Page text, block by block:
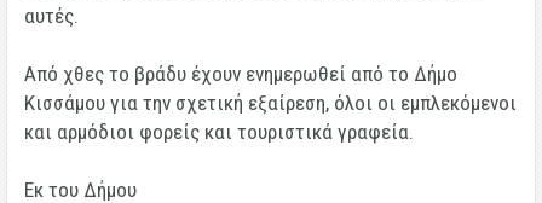
αυτές.
Από χθες το βράδυ έχουν ενημερωθεί από το Δήμο
Κισσάμου για την σχετική εξαίρεση, όλοι οι εμπλεκόμενοι
και αρμόδιοι φορείς και τουριστικά γραφεία.
Εκ του Δήμου